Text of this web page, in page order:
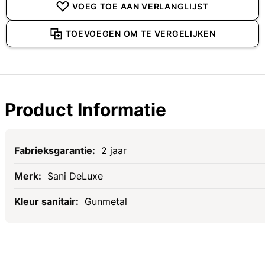
VOEG TOE AAN VERLANGLIJST
TOEVOEGEN OM TE VERGELIJKEN
Product Informatie
Specificaties
2 jaar
Sani DeLuxe
Gunmetal